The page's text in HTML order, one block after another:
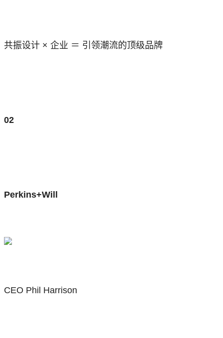
共振设计 × 企业 ＝ 引领潮流的顶级品牌
02
Perkins+Will
CEO Phil Harrison